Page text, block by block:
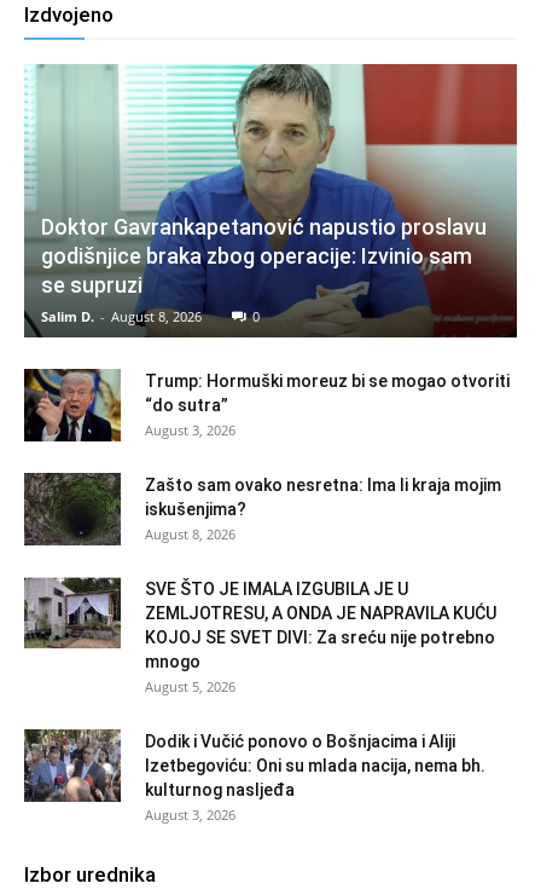
Izdvojeno
Doktor Gavrankapetanović napustio proslavu
godišnjice braka zbog operacije: Izvinio sam
se supruzi
Salim D. - August 8, 2026 0
Trump: Hormuški moreuz bi se mogao otvoriti
“do sutra”
August 3, 2026
Zašto sam ovako nesretna: Ima li kraja mojim
iskušenjima?
August 8, 2026
SVE ŠTO JE IMALA IZGUBILA JE U
ZEMLJOTRESU, A ONDA JE NAPRAVILA KUĆU
KOJOJ SE SVET DIVI: Za sreću nije potrebno
mnogo
August 5, 2026
Dodik i Vučić ponovo o Bošnjacima i Aliji
Izetbegoviću: Oni su mlada nacija, nema bh.
kulturnog nasljeđa
August 3, 2026
Izbor urednika